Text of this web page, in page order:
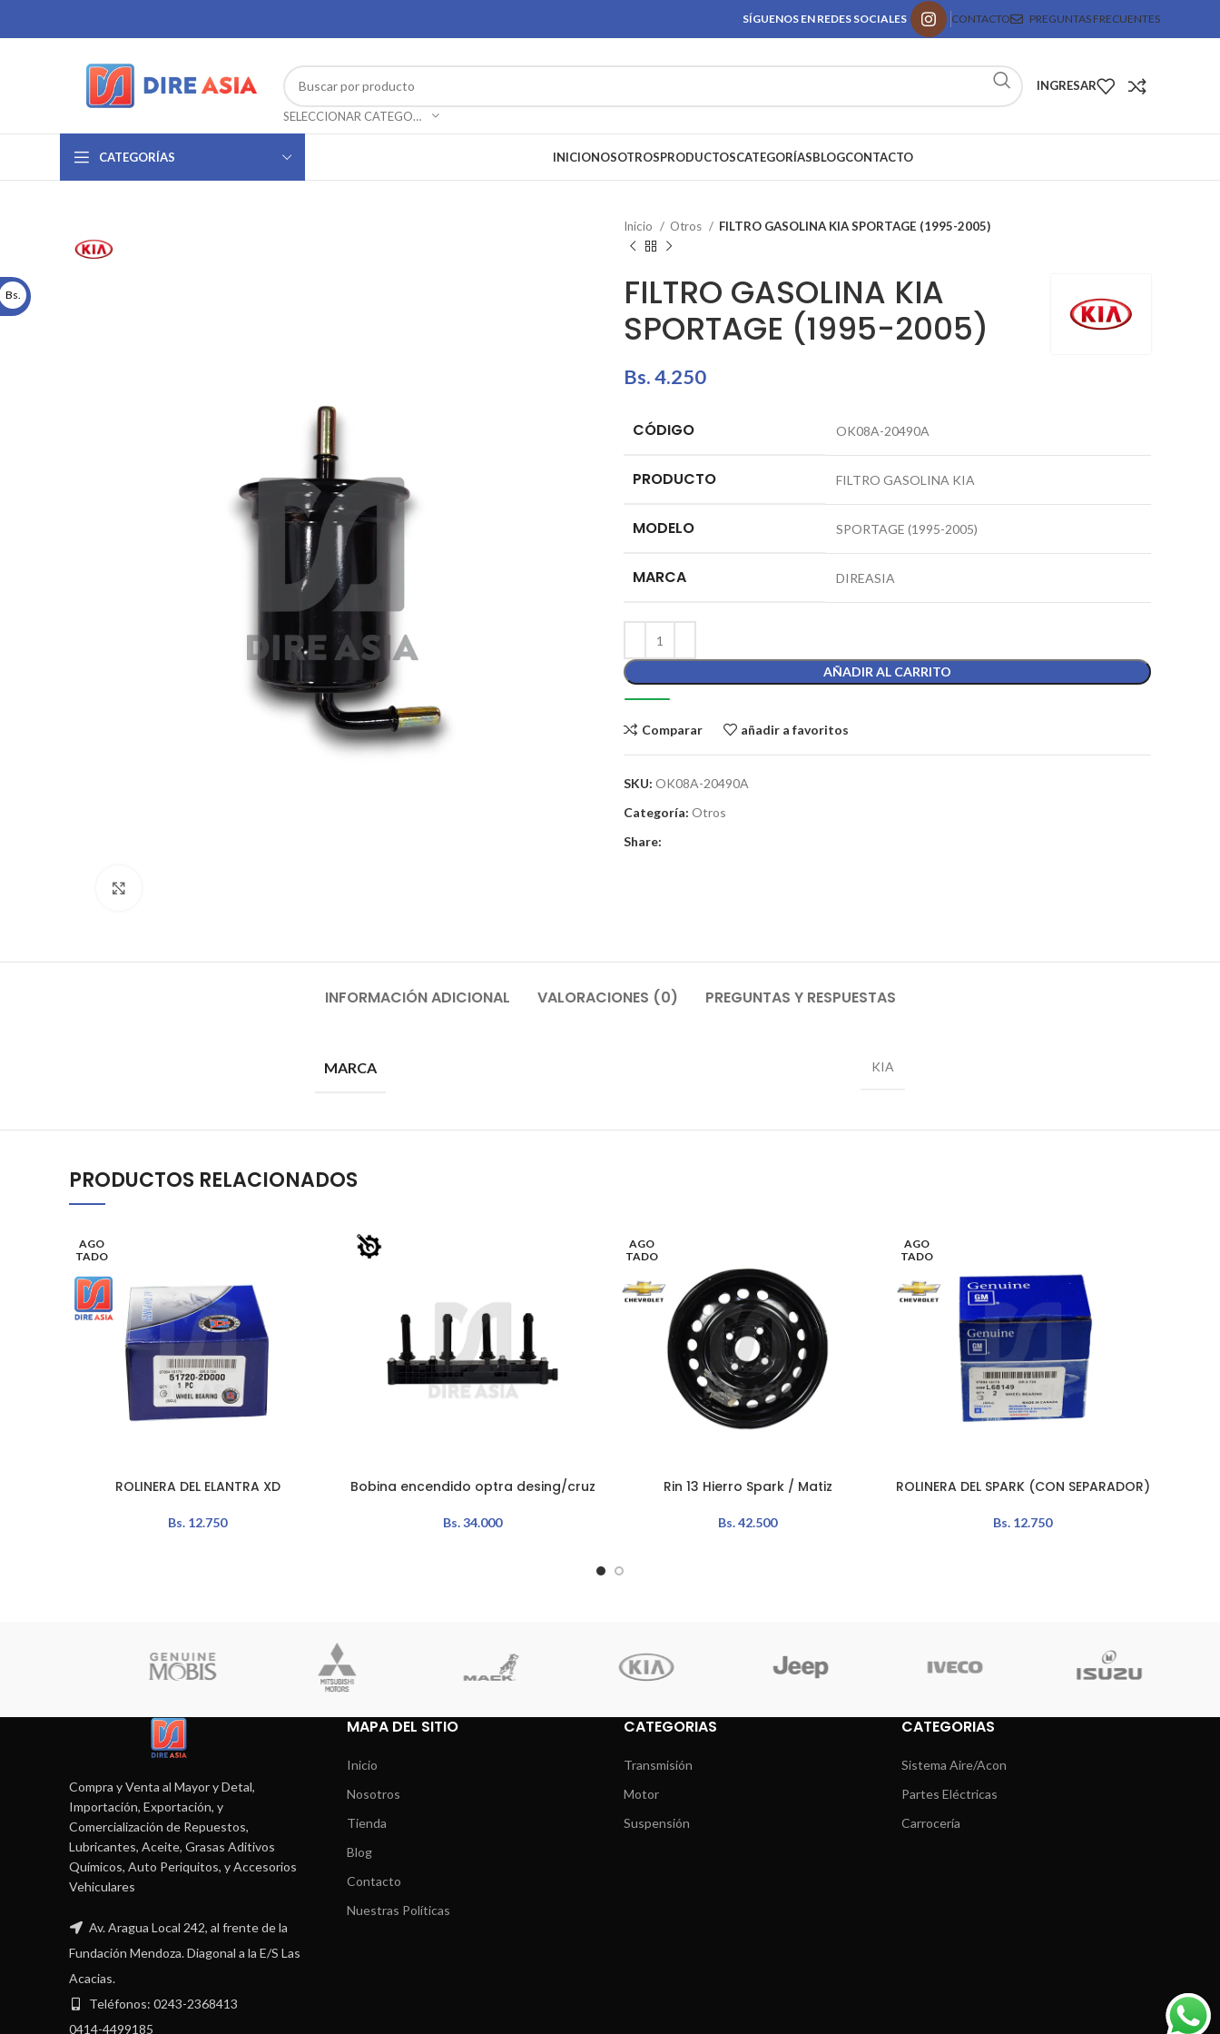
SÍGUENOS EN REDES SOCIALES CONTACTO PREGUNTAS FRECUENTES
SELECCIONAR CATEGORÍA
INGRESAR
CATEGORÍAS INICIONOSOTROSPRODUCTOSCATEGORÍASBLOGCONTACTO
Inicio Otros FILTRO GASOLINA KIA SPORTAGE (1995-2005)
FILTRO GASOLINA KIA
SPORTAGE (1995-2005)
Bs.4.250
CÓDIGO OK08A-20490A
PRODUCTO FILTRO GASOLINA KIA
MODELO SPORTAGE (1995-2005)
MARCA DIREASIA
AÑADIR AL CARRITO
Comparar añadir a favoritos
SKU: OK08A-20490A
Categoría: Otros
Share:
INFORMACIÓN ADICIONAL VALORACIONES (0) PREGUNTAS Y RESPUESTAS
MARCA KIA
PRODUCTOS RELACIONADOS
AGO
TADO
LEER MÁSROLINERA DEL ELANTRA XD
Bs. 12.750
AÑADIR AL CARRITO
Bobina encendido optra desing/cruz
Bs.34.000
AGO
TADO
LEER MÁSRin 13 Hierro Spark / Matiz
Bs.42.500
AGO
TADO
LEER MÁS
ROLINERA DEL SPARK (CON SEPARADOR)
Bs. 12.750
Compra y Venta al Mayor y Detal,
Importación, Exportación, y
Comercialización de Repuestos,
Lubricantes, Aceite, Grasas Aditivos
Químicos, Auto Periquitos, y Accesorios
Vehiculares
Av. Aragua Local 242, al frente de la
Fundación Mendoza. Diagonal a la E/S Las
Acacias.
Teléfonos: 0243-2368413
0414-4499185
MAPA DEL SITIO
Inicio
Nosotros
Tienda
Blog
Contacto
Nuestras Políticas
CATEGORIAS
Transmisión
Motor
Suspensión
CATEGORIAS
Sistema Aire/Acon
Partes Eléctricas
Carrocería
Bs.